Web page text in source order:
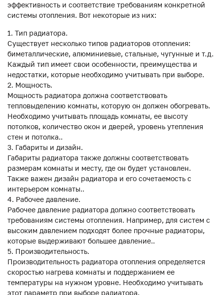
эффективность и соответствие требованиям конкретной
системы отопления. Вот некоторые из них:
Тип радиатора.
Существует несколько типов радиаторов отопления:
биметаллические, алюминиевые, стальные, чугунные и т.д.
Каждый тип имеет свои особенности, преимущества и
недостатки, которые необходимо учитывать при выборе.
Мощность.
Мощность радиатора должна соответствовать
тепловыделению комнаты, которую он должен обогревать.
Необходимо учитывать площадь комнаты, ее высоту
потолков, количество окон и дверей, уровень утепления
стен и потолка..
Габариты и дизайн.
Габариты радиатора также должны соответствовать
размерам комнаты и месту, где он будет установлен.
Также важен дизайн радиатора и его сочетаемость с
интерьером комнаты..
Рабочее давление.
Рабочее давление радиатора должно соответствовать
требованиям системы отопления. Например, для систем с
высоким давлением подходят более прочные радиаторы,
которые выдерживают большее давление..
Производительность.
Производительность радиатора отопления определяется
скоростью нагрева комнаты и поддержанием ее
температуры на нужном уровне. Необходимо учитывать
этот параметр при выборе радиатора.